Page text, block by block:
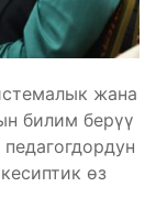
жана
билим берүү
өз